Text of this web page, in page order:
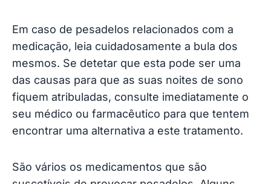
Em caso de pesadelos relacionados com a
medicação, leia cuidadosamente a bula dos
mesmos. Se detetar que esta pode ser uma
das causas para que as suas noites de sono
fiquem atribuladas, consulte imediatamente o
seu médico ou farmacêutico para que tentem
encontrar uma alternativa a este tratamento.
São vários os medicamentos que são